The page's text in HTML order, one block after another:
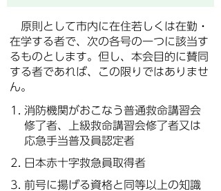
原則として市内に在住若しくは在勤・
在学する者で、次の各号の一つに該当す
るものとします。但し、本会目的に賛同
する者であれば、この限りではありませ
ん。
消防機関がおこなう普通救命講習会
修了者、上級救命講習会修了者又は
応急手当普及員認定者
日本赤十字救急員取得者
前号に揚げる資格と同等以上の知識